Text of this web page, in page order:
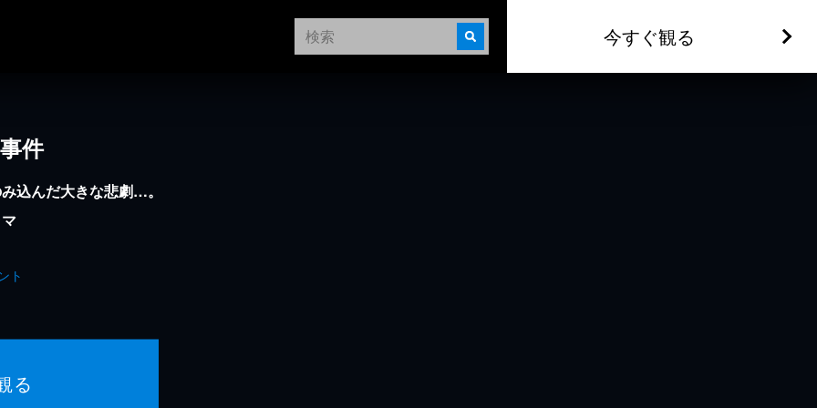
今すぐ観る
件
込んだ大きな悲劇…。
ト
る